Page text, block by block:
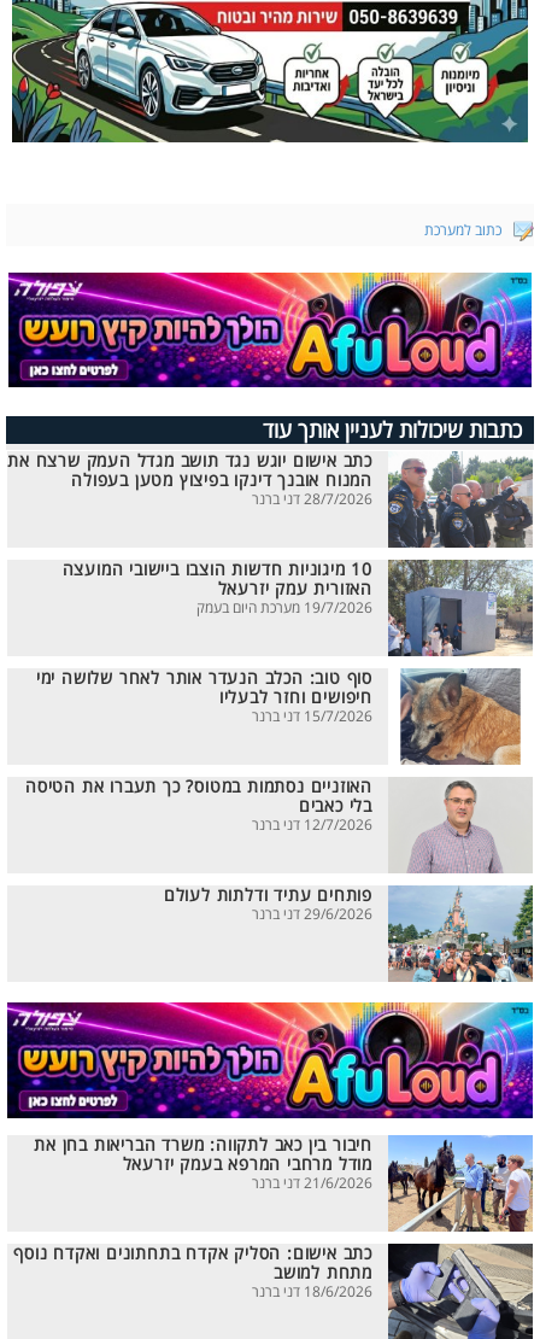
כתוב למערכת
כתבות שיכולות לעניין אותך עוד
כתב אישום יוגש נגד תושב מגדל העמק שרצח את
המנוח אובנך דינקו בפיצוץ מטען בעפולה
28/7/2026 דני ברנר
10 מיגוניות חדשות הוצבו ביישובי המועצה
האזורית עמק יזרעאל
19/7/2026 מערכת היום בעמק
סוף טוב: הכלב הנעדר אותר לאחר שלושה ימי
חיפושים וחזר לבעליו
15/7/2026 דני ברנר
האוזניים נסתמות במטוס? כך תעברו את הטיסה
בלי כאבים
12/7/2026 דני ברנר
פותחים עתיד ודלתות לעולם
29/6/2026 דני ברנר
חיבור בין כאב לתקווה: משרד הבריאות בחן את
מודל מרחבי המרפא בעמק יזרעאל
21/6/2026 דני ברנר
כתב אישום: הסליק אקדח בתחתונים ואקדח נוסף
מתחת למושב
18/6/2026 דני ברנר